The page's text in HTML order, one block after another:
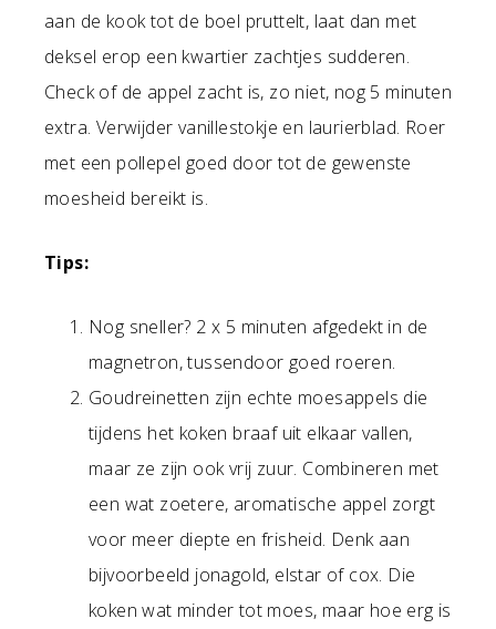
aan de kook tot de boel pruttelt, laat dan met
deksel erop een kwartier zachtjes sudderen.
Check of de appel zacht is, zo niet, nog 5 minuten
extra. Verwijder vanillestokje en laurierblad. Roer
met een pollepel goed door tot de gewenste
moesheid bereikt is.
Tips:
Nog sneller? 2 x 5 minuten afgedekt in de
magnetron, tussendoor goed roeren.
Goudreinetten zijn echte moesappels die
tijdens het koken braaf uit elkaar vallen,
maar ze zijn ook vrij zuur. Combineren met
een wat zoetere, aromatische appel zorgt
voor meer diepte en frisheid. Denk aan
bijvoorbeeld jonagold, elstar of cox. Die
koken wat minder tot moes, maar hoe erg is